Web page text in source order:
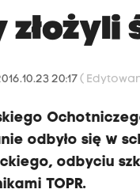
złożyli
20:17(
odbyło się w
odbyciu
TOPR.